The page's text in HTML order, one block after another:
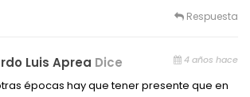
Respuesta
Luis Aprea Dice 4 años hace
épocas hay que tener presente que en